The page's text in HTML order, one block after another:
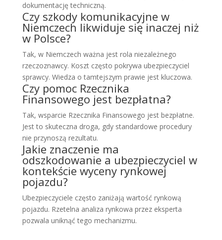
dokumentację techniczną.
Czy szkody komunikacyjne w
Niemczech likwiduje się inaczej niż
w Polsce?
Tak, w Niemczech ważna jest rola niezależnego
rzeczoznawcy. Koszt często pokrywa ubezpieczyciel
sprawcy. Wiedza o tamtejszym prawie jest kluczowa.
Czy pomoc Rzecznika
Finansowego jest bezpłatna?
Tak, wsparcie Rzecznika Finansowego jest bezpłatne.
Jest to skuteczna droga, gdy standardowe procedury
nie przynoszą rezultatu.
Jakie znaczenie ma
odszkodowanie a ubezpieczyciel w
kontekście wyceny rynkowej
pojazdu?
Ubezpieczyciele często zaniżają wartość rynkową
pojazdu. Rzetelna analiza rynkowa przez eksperta
pozwala uniknąć tego mechanizmu.